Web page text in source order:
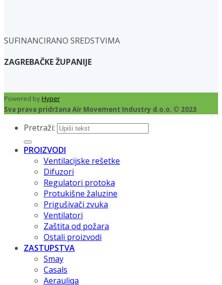
SUFINANCIRANO SREDSTVIMA
ZAGREBAČKE ŽUPANIJE
Powered byHyper
Sva prava pridržana Air Movement Industry d.o.o. © 2023
Pretraži:
PROIZVODI
Ventilacijske rešetke
Difuzori
Regulatori protoka
Protukišne žaluzine
Prigušivači zvuka
Ventilatori
Zaštita od požara
Ostali proizvodi
ZASTUPSTVA
Smay
Casals
Aerauliqa